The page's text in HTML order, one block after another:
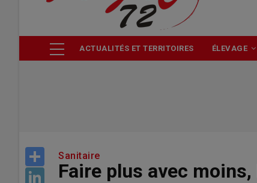
PRINCIPALEACTUALITÉS ET TERRITOIRES ÉLEVAGE
Share
LinkedIn
Sanitaire
Faire plus avec